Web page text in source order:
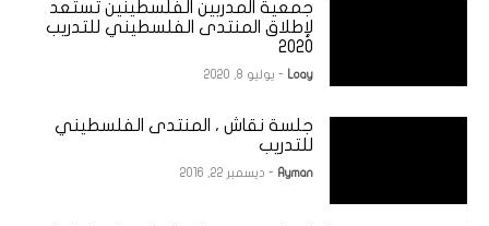
جمعية المدربين الفلسطينين تستعد
لإطلاق المنتدى الفلسطيني للتدريب
2020
Loay - يوليو 8, 2020
جلسة نقاش ، المنتدى الفلسطيني
للتدريب
Ayman - ديسمبر 22, 2016